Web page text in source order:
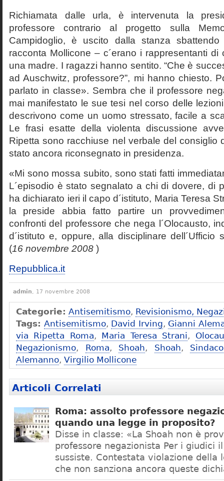
Richiamata dalle urla, è intervenuta la
professore contrario al progetto sulla
Campidoglio, è uscito dalla stanza
racconta Mollicone – c´erano i rappresentanti
una madre. I ragazzi hanno sentito. “Che è
ad Auschwitz, professore?”, mi hanno chiesto.
parlato in classe». Sembra che il professore
mai manifestato le sue tesi nel corso delle
descrivono come un uomo stressato, facile a
Le frasi esatte della violenta discussione
Ripetta sono racchiuse nel verbale del consiglio
stato ancora riconsegnato in presidenza.
«Mi sono mossa subito, sono stati fatti
L´episodio è stato segnalato a chi di dovere, di
ha dichiarato ieri il capo d´istituto, Maria Teresa
la preside abbia fatto partire un
confronti del professore che nega l´Olocausto,
d´istituto e, oppure, alla disciplinare dell´Ufficio
(16 novembre 2008 )
Repubblica.it
admin, 17 novembre 2008
Categorie: Antisemitismo, Revisionismo,
Tags: Antisemitismo, David Irving, Gianni
via Ripetta Roma, Maria Teresa Strani,
Negazionismo, Roma, Shoah, Shoah,
Alemanno, Virgilio Mollicone
Articoli Correlati
Roma: assolto professore
quando una legge in proposito?
Disse in classe: «La Shoah non è
professore negazionista Per i giudici
sussiste. Contestata violazione della
che non sanziona ancora queste